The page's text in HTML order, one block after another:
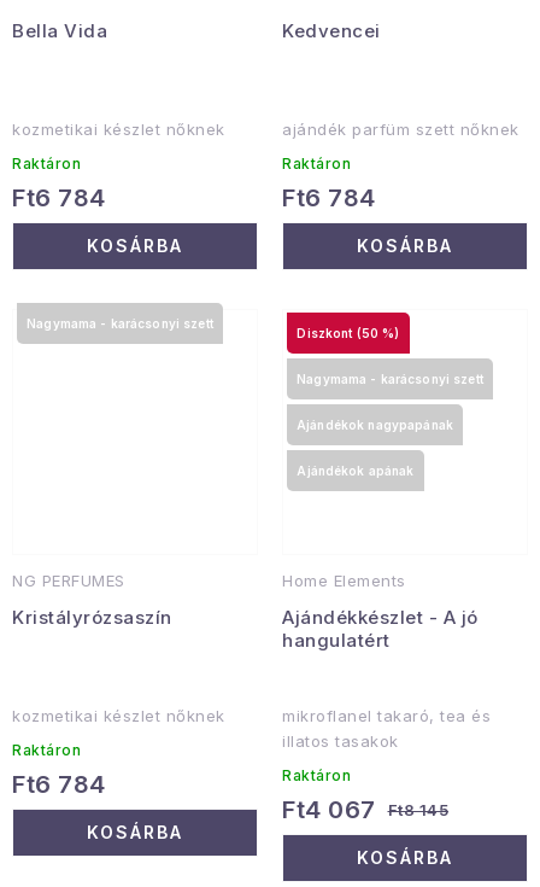
Bella Vida
kozmetikai készlet nőknek
Raktáron
Ft6 784
KOSÁRBA
Kedvencei
ajándék parfüm szett nőknek
Raktáron
Ft6 784
KOSÁRBA
NG PERFUMES
Kristályrózsaszín
Nagymama - karácsonyi szett
kozmetikai készlet nőknek
Raktáron
Ft6 784
KOSÁRBA
Home Elements
Ajándékkészlet - A jó
hangulatért
(50 %)
Nagymama - karácsonyi szett
Ajándékok nagypapának
Ajándékok apának
mikroflanel takaró, tea és
illatos tasakok
Raktáron
Ft4 067 Ft8 145
KOSÁRBA